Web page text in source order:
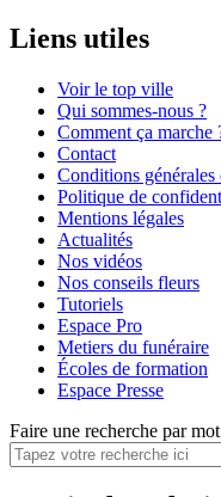
Liens utiles
Voir le top ville
Qui sommes-nous ?
Comment ça marche
Contact
Conditions
Politique de
Mentions légales
Actualités
Nos vidéos
Nos conseils fleurs
Tutoriels
Espace Pro
Metiers du funéraire
Écoles de formation
Espace Presse
Faire une recherche par